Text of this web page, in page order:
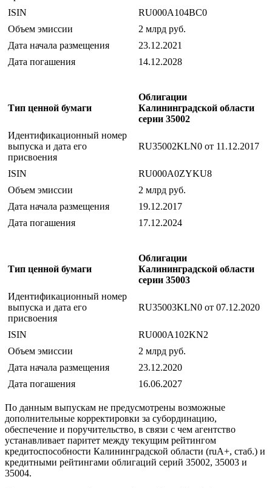
ISIN
RU000A104BC0
Объем эмиссии
2 млрд руб.
Дата начала размещения
23.12.2021
Дата погашения
14.12.2028
Тип ценной бумаги
Облигации
Калининградской области
серии 35002
Идентификационный номер
выпуска и дата его
присвоения
RU35002KLN0 от 11.12.2017
ISIN
RU000A0ZYKU8
Объем эмиссии
2 млрд руб.
Дата начала размещения
19.12.2017
Дата погашения
17.12.2024
Тип ценной бумаги
Облигации
Калининградской области
серии 35003
Идентификационный номер
выпуска и дата его
присвоения
RU35003KLN0 от 07.12.2020
ISIN
RU000A102KN2
Объем эмиссии
2 млрд руб.
Дата начала размещения
23.12.2020
Дата погашения
16.06.2027
По данным выпускам не предусмотрены возможные
дополнительные корректировки за субординацию,
обеспечение и поручительство, в связи с чем агентство
устанавливает паритет между текущим рейтингом
кредитоспособности Калининградской области (ruA+, стаб.) и
кредитными рейтингами облигаций серий 35002, 35003 и
35004.